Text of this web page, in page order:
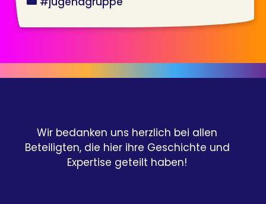
Wir bedanken uns herzlich bei allen
Beteiligten, die hier ihre Geschichte und
Expertise geteilt haben!